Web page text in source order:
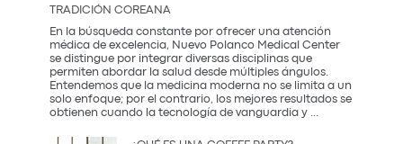
Realmente
Necesita:
Salud
y
Prevención
TRADICIÓN COREANA
En la búsqueda constante por ofrecer una atención
médica de excelencia, Nuevo Polanco Medical Center
se distingue por integrar diversas disciplinas que
permiten abordar la salud desde múltiples ángulos.
Entendemos que la medicina moderna no se limita a un
solo enfoque; por el contrario, los mejores resultados se
obtienen cuando la tecnología de vanguardia y